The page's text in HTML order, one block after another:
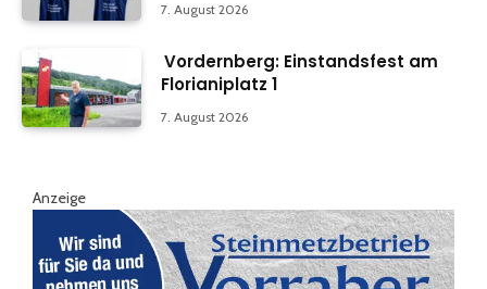
7. August 2026
Vordernberg: Einstandsfest am
Florianiplatz 1
7. August 2026
Anzeige